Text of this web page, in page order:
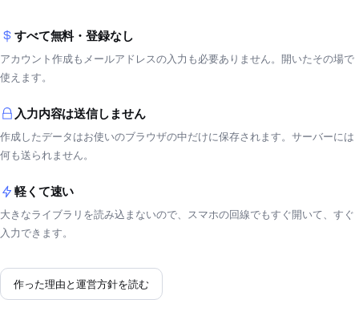
すべて無料・登録なし
アカウント作成もメールアドレスの入力も必要ありません。開いたその場で
使えます。
入力内容は送信しません
作成したデータはお使いのブラウザの中だけに保存されます。サーバーには
何も送られません。
軽くて速い
大きなライブラリを読み込まないので、スマホの回線でもすぐ開いて、すぐ
入力できます。
作った理由と運営方針を読む